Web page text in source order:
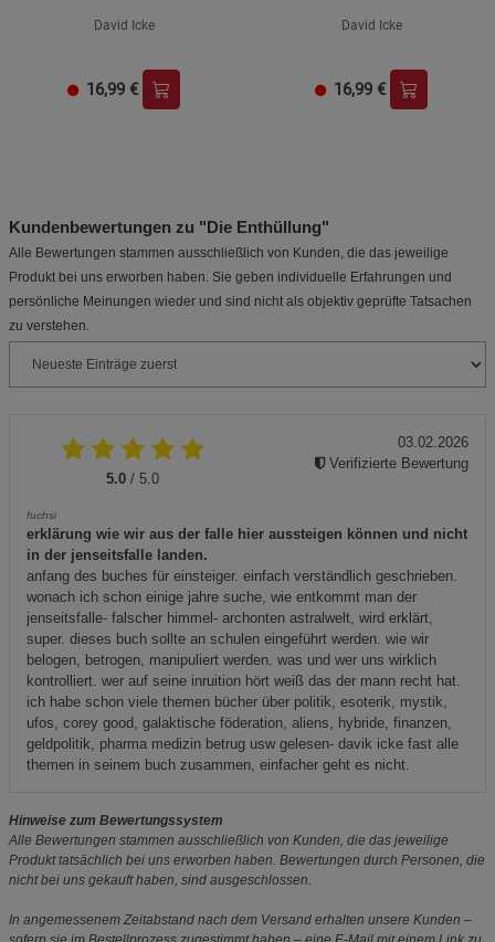
David Icke
16,99 €
David Icke
16,99 €
Kundenbewertungen zu "Die Enthüllung"
Alle Bewertungen stammen ausschließlich von Kunden, die das jeweilige
Produkt bei uns erworben haben. Sie geben individuelle Erfahrungen und
persönliche Meinungen wieder und sind nicht als objektiv geprüfte Tatsachen
zu verstehen.
5.0 / 5.0
fuchsi
erklärung wie wir aus der falle hier aussteigen können und nicht
in der jenseitsfalle landen.
anfang des buches für einsteiger. einfach verständlich geschrieben.
wonach ich schon einige jahre suche, wie entkommt man der
jenseitsfalle- falscher himmel- archonten astralwelt, wird erklärt,
super. dieses buch sollte an schulen eingeführt werden. wie wir
belogen, betrogen, manipuliert werden. was und wer uns wirklich
kontrolliert. wer auf seine inruition hört weiß das der mann recht hat.
ich habe schon viele themen bücher über politik, esoterik, mystik,
ufos, corey good, galaktische föderation, aliens, hybride, finanzen,
geldpolitik, pharma medizin betrug usw gelesen- davik icke fast alle
themen in seinem buch zusammen, einfacher geht es nicht.
03.02.2026
Verifizierte Bewertung
Hinweise zum Bewertungssystem
Alle Bewertungen stammen ausschließlich von Kunden, die das jeweilige
Produkt tatsächlich bei uns erworben haben. Bewertungen durch Personen, die
nicht bei uns gekauft haben, sind ausgeschlossen.
In angemessenem Zeitabstand nach dem Versand erhalten unsere Kunden –